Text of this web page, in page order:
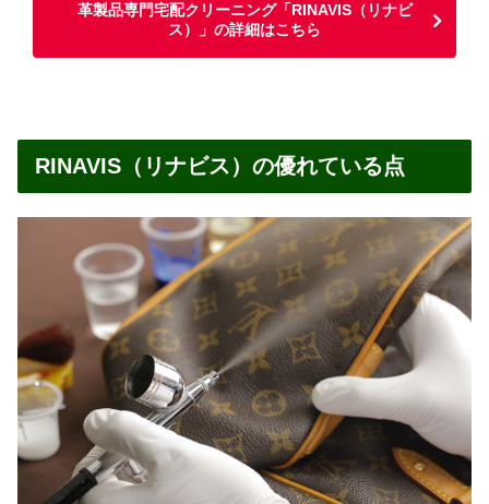
革製品専門宅配クリーニング「RINAVIS（リナビ
ス）」の詳細はこちら
RINAVIS（リナビス）の優れている点